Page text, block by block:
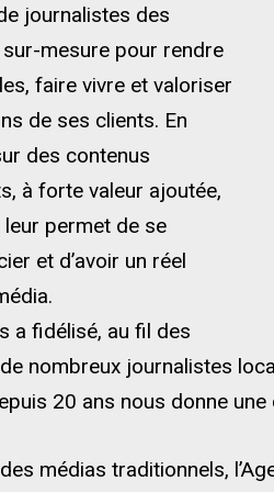
journalistes des
mesure pour rendre
faire vivre et valoriser
de ses clients. En
des contenus
à forte valeur ajoutée,
leur permet de se
et d’avoir un réel
a fidélisé, au fil des
nombreux journalistes
20 ans nous donne
médias traditionnels,